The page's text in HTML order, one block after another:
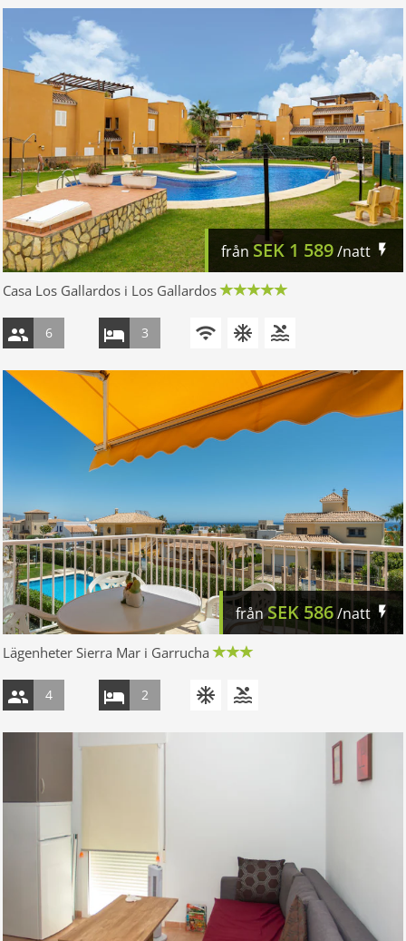
från SEK 1 589/natt
Casa Los Gallardos i Los Gallardos
6 3
frånSEK 586/natt
Lägenheter Sierra Mar i Garrucha
4 2